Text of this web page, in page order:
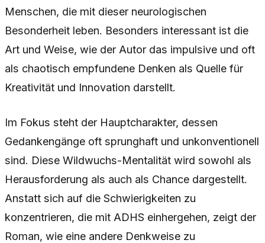
Menschen, die mit dieser neurologischen
Besonderheit leben. Besonders interessant ist die
Art und Weise, wie der Autor das impulsive und oft
als chaotisch empfundene Denken als Quelle für
Kreativität und Innovation darstellt.
Im Fokus steht der Hauptcharakter, dessen
Gedankengänge oft sprunghaft und unkonventionell
sind. Diese Wildwuchs-Mentalität wird sowohl als
Herausforderung als auch als Chance dargestellt.
Anstatt sich auf die Schwierigkeiten zu
konzentrieren, die mit ADHS einhergehen, zeigt der
Roman, wie eine andere Denkweise zu